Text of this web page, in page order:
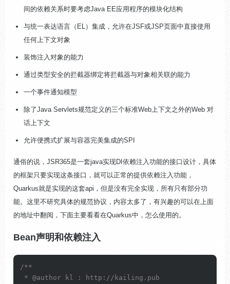
间的依赖关系时要考虑Java EE应用程序的模块化结构
与统一表达语言（EL）集成，允许在JSF或JSP页面中直接使用
任何上下文对象
装饰注入对象的能力
通过类型安全的拦截器绑定将拦截器与对象相关联的能力
一个事件通知模型
除了Java Servlets规范定义的三个标准Web上下文之外的Web 对
话上下文
允许便携式扩展与容器完美集成的SPI
通俗的说，JSR365是一套java实现DI依赖注入功能的接口设计，具体
的框架只要实现这条接口，就可以正常的提供依赖注入功能，
Quarkus就是实现的这套api，但是没有完全实现，所有只有部分功
能。这里不研究具体的规范协议，内容太多了，有兴趣的可以在上面
的地址中翻阅，下面主要看看在Quarkus中，怎么使用的。
Bean声明和依赖注入
/**
* @author kl : http://kailing.pub